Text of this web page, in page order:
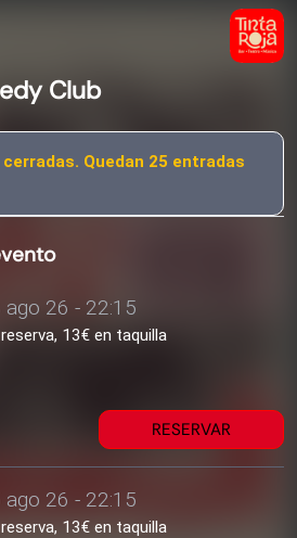
Club
Quedan 25 entradas
ago 26 - 22:15
13€ en taquilla
RESERVAR
ago 26 - 22:15
13€ en taquilla